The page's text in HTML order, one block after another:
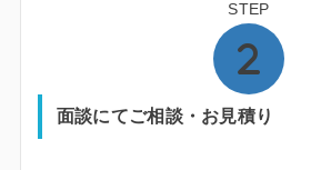
STEP
面談にてご相談・お見積り